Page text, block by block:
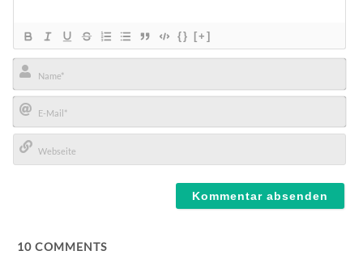
{} [+]
Name*
E-
Mail*
10 COMMENTS